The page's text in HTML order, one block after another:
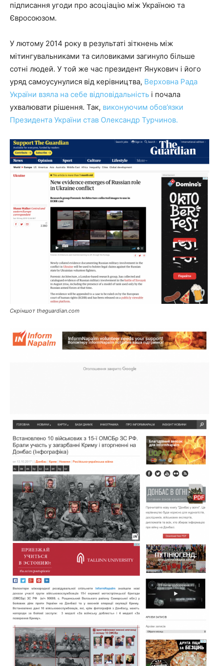
підписання угоди про асоціацію між Україною та
Євросоюзом.
У лютому 2014 року в результаті зіткнень між
мітингувальниками та силовиками загинуло більше
сотні людей. У той же час президент Янукович і його
уряд самоусунулися від керівництва, Верховна Рада
України взяла на себе відповідальність і почала
ухвалювати рішення. Так, виконуючим обов’язки
Президента України став Олександр Турчинов.
Скріншот theguardian.com